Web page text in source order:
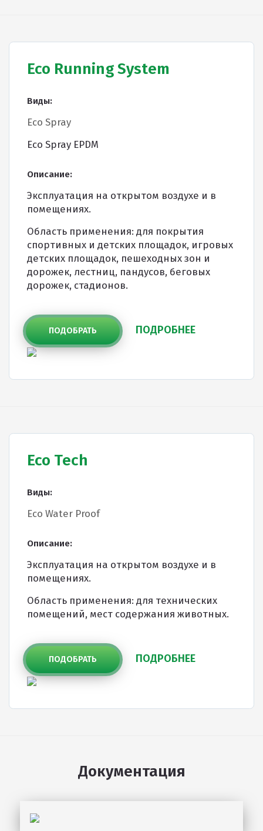
Eco Running System
Виды:
Eco Spray
Eco Spray EPDM
Описание:
Эксплуатация на открытом воздухе и в
помещениях.
Область применения: для покрытия
спортивных и детских площадок, игровых
детских площадок, пешеходных зон и
дорожек, лестниц, пандусов, беговых
дорожек, стадионов.
ПОДОБРАТЬ ПОДРОБНЕЕ
Eco Tech
Виды:
Eco Water Proof
Описание:
Эксплуатация на открытом воздухе и в
помещениях.
Область применения: для технических
помещений, мест содержания животных.
ПОДОБРАТЬ ПОДРОБНЕЕ
Документация